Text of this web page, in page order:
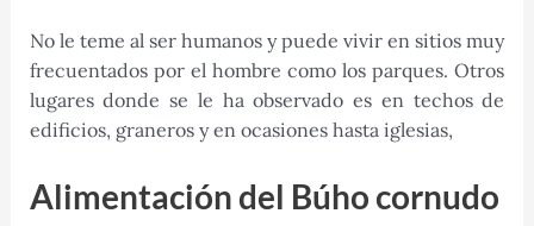
No le teme al ser humanos y puede vivir en sitios muy
frecuentados por el hombre como los parques. Otros
lugares donde se le ha observado es en techos de
edificios, graneros y en ocasiones hasta iglesias,
Alimentación del Búho cornudo